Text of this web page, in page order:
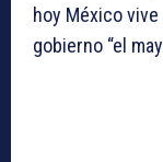
hoy México
gobierno “el